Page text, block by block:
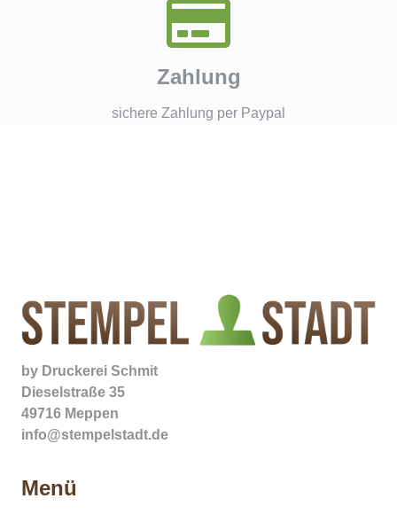
Zahlung
sichere Zahlung per Paypal
by Druckerei Schmit
Dieselstraße 35
49716 Meppen
info@stempelstadt.de
Menü